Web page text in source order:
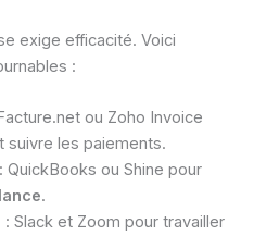
exige efficacité. Voici
:
ou Zoho Invoice
suivre les paiements.
: QuickBooks ou Shine pour
.
: Slack et Zoom pour travailler